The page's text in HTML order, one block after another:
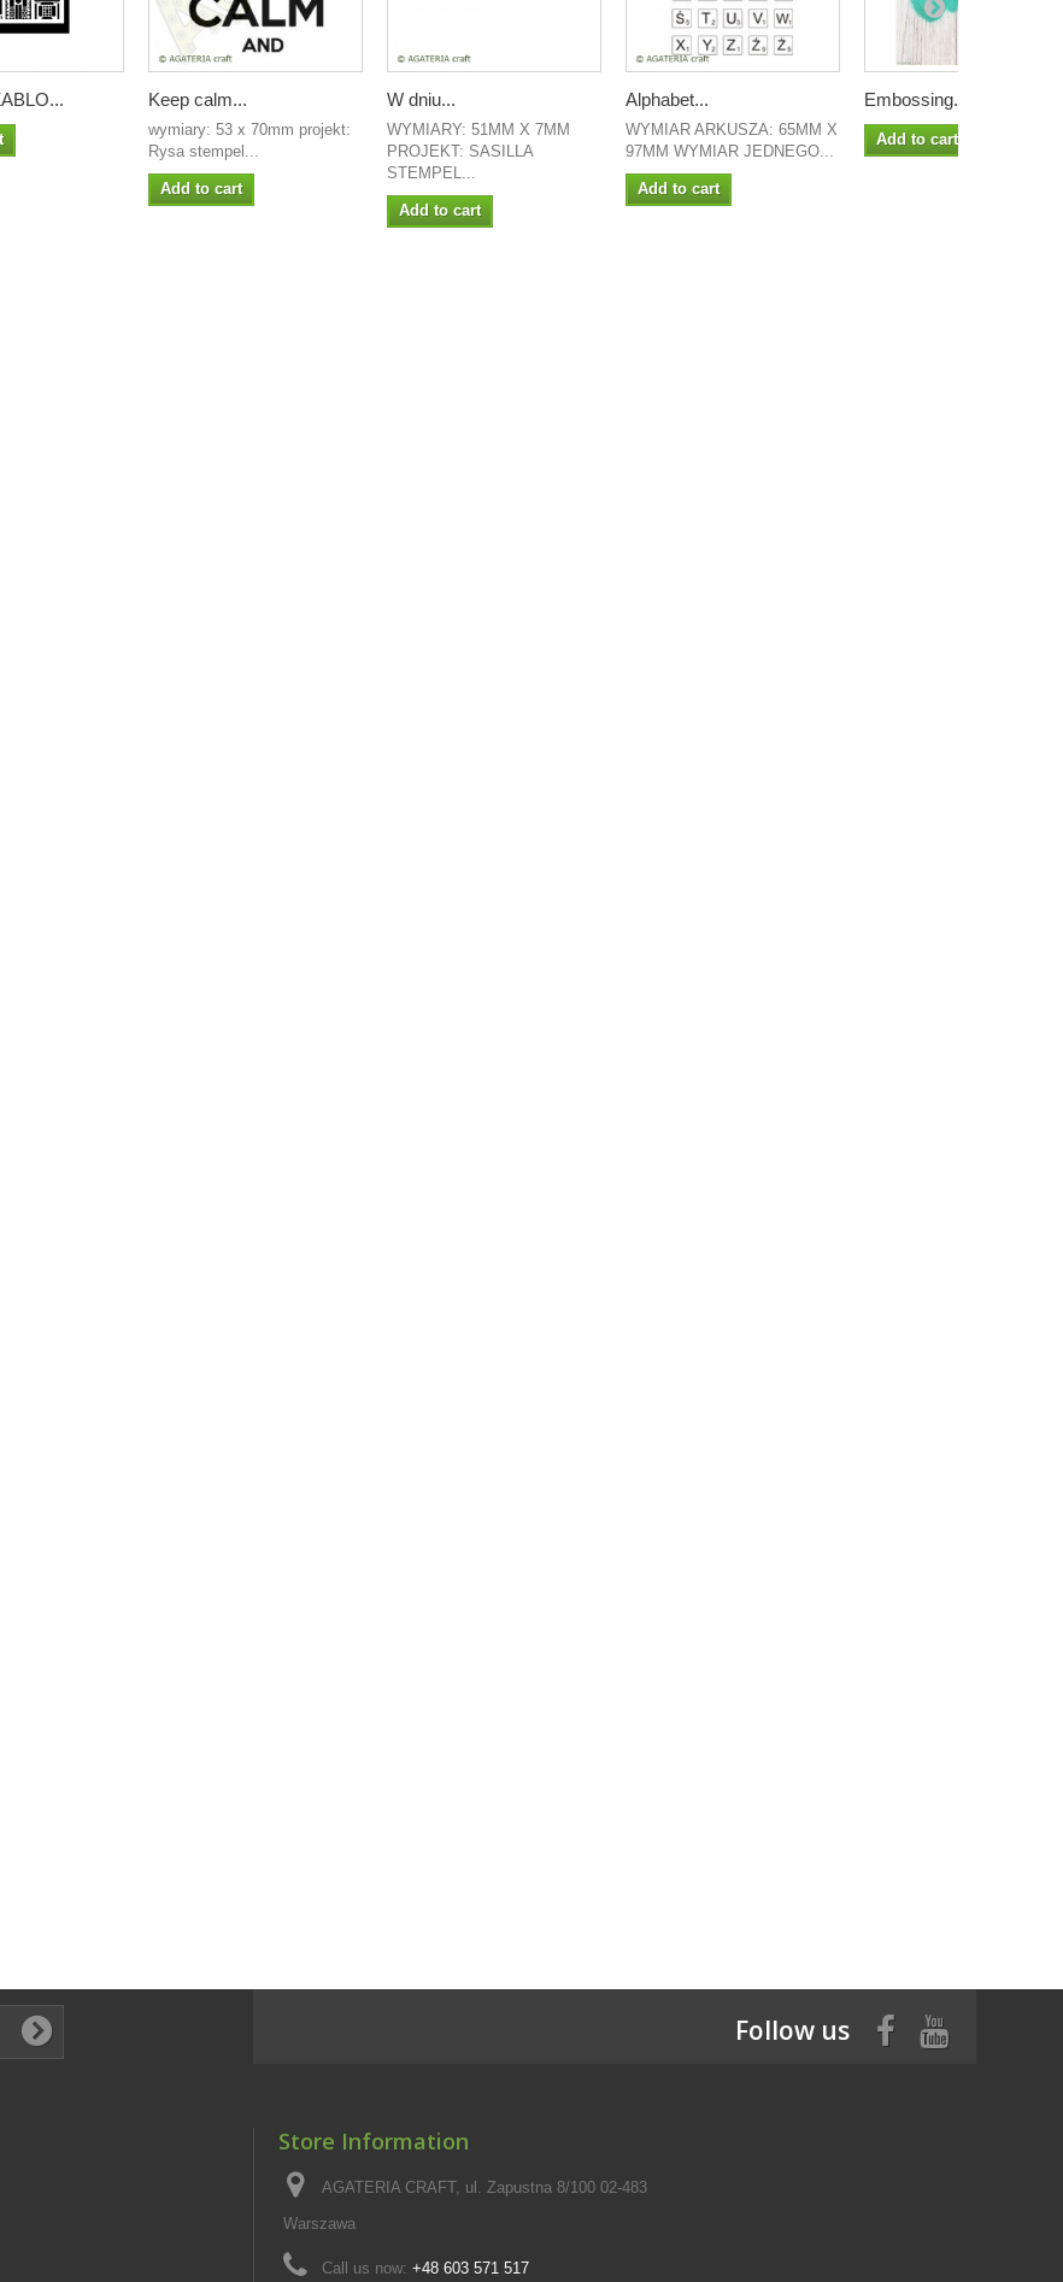
Keep calm...
wymiary: 53 x 70mm projekt:
Rysa stempel...
Add to cart
W dniu...
WYMIARY: 51MM X 7MM
PROJEKT: SASILLA
STEMPEL...
Add to cart
Alphabet...
WYMIAR ARKUSZA: 65MM X
97MM WYMIAR JEDNEGO...
Add to cart
Embossing...
Add to cart
Follow us
Store Information
AGATERIA CRAFT, ul. Zapustna 8/100 02-483
Warszawa
Call us now: +48 603 571 517